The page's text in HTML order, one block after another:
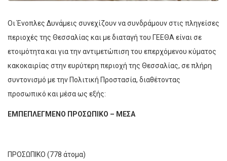
Οι Ένοπλες Δυνάμεις συνεχίζουν να συνδράμουν στις πληγείσες
περιοχές της Θεσσαλίας και με διαταγή του ΓΕΕΘΑ είναι σε
ετοιμότητα και για την αντιμετώπιση του επερχόμενου κύματος
κακοκαιρίας στην ευρύτερη περιοχή της Θεσσαλίας, σε πλήρη
συντονισμό με την Πολιτική Προστασία, διαθέτοντας
προσωπικό και μέσα ως εξής:
ΕΜΠΕΠΛΕΓΜΕΝΟ ΠΡΟΣΩΠΙΚΟ – ΜΕΣΑ
ΠΡΟΣΩΠΙΚΟ (778 άτομα)